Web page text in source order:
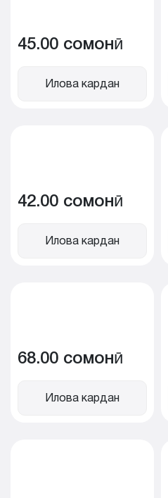
45.00 сомонӣ
Илова кардан
42.00 сомонӣ
Илова кардан
68.00 сомонӣ
Илова кардан